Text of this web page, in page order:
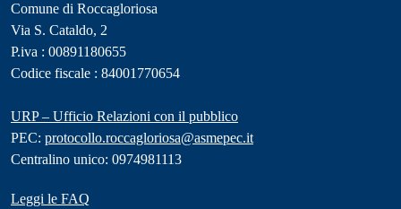
Comune di Roccagloriosa
Via S. Cataldo, 2
P.iva : 00891180655
Codice fiscale : 84001770654
URP – Ufficio Relazioni con il pubblico
PEC: protocollo.roccagloriosa@asmepec.it
Centralino unico: 0974981113
Leggi le FAQ